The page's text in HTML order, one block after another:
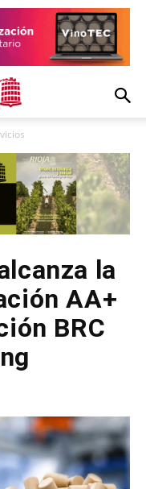
la
AA+
BRC